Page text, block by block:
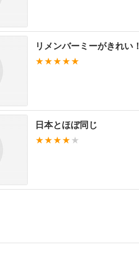
リメンバーミーがきれい！
★★★★★
日本とほぼ同じ
★★★★ ★